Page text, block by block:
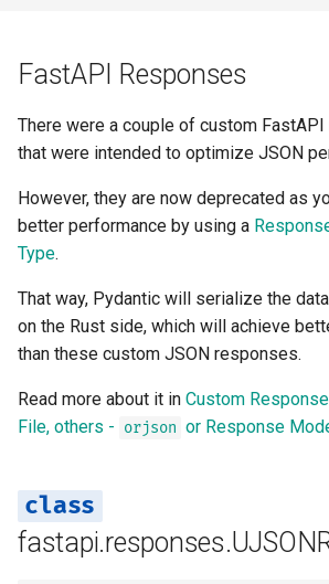
更多
响
表单
请求
路径
模板
生命
测试
测试
使用
设置
background
headers
init_headers
delete_cookie
FileResponse
FastAPI Responses
There were a couple of custom
that were intended to optimize JSON
However, they are now deprecated as
better performance by using a
Type.
That way, Pydantic will serialize the
on the Rust side, which will achieve
than these custom JSON responses.
Read more about it in Custom
File, others - orjson or Response